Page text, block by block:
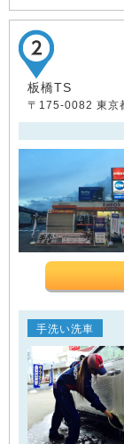
板橋TS
〒175-0082 東京
手洗い洗車